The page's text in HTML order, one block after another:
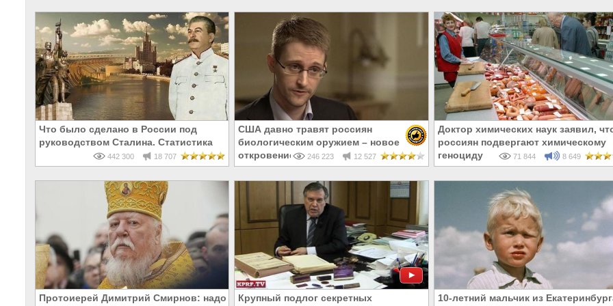
Что было сделано в России под
руководством Сталина. Статистика
442 300 18 707
США давно травят россиян
биологическим оружием – новое
откровение Эдварда Сноудена
246 223 12 527
Доктор химических наук заявил,
россиян подвергают химическому
геноциду
71 844 8 649
Протоиерей Димитрий Смирнов: надо
Крупный подлог секретных
10-летний мальчик из